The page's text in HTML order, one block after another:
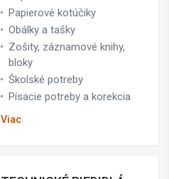
Papierové kotúčiky
Obálky a tašky
Zošity, záznamové knihy,
bloky
Školské potreby
Písacie potreby a korekcia
Viac